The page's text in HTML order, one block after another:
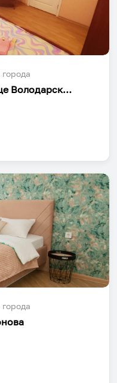
SutkiVIP (СуткиВИП) на улице Володарского 17